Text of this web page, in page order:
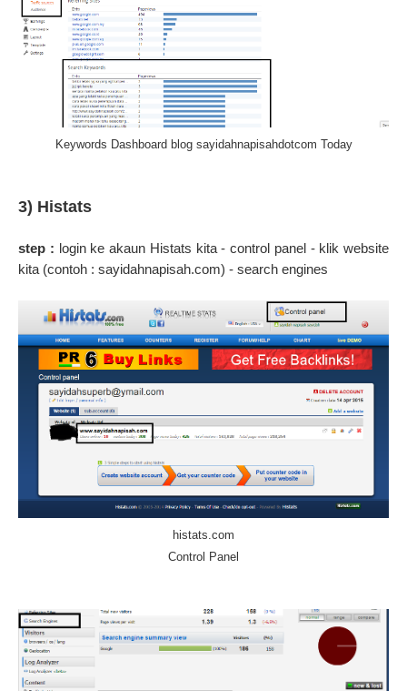
Keywords Dashboard blog sayidahnapisahdotcom Today
3) Histats
step : login ke akaun Histats kita - control panel - klik website
kita (contoh : sayidahnapisah.com) - search engines
histats.com
Control Panel